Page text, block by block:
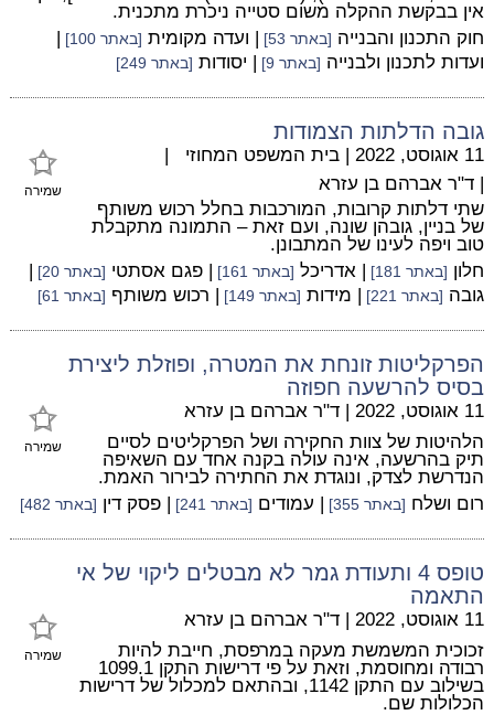
אין בבקשת ההקלה משום סטייה ניכרת מתכנית.
חוק התכנון והבנייה [באתר 53] | ועדה מקומית [באתר 100]
|
ועדות לתכנון ולבנייה [באתר 9] | יסודות [באתר 249]
גובה הדלתות הצמודות
שמירה
11 אוגוסט, 2022 | בית המשפט המחוזי |
| ד"ר אברהם בן עזרא
שתי דלתות קרובות, המורכבות בחלל רכוש משותף
של בניין, גובהן שונה, ועם זאת – התמונה מתקבלת
טוב ויפה לעינו של המתבונן.
חלון [באתר 181] | אדריכל [באתר 161] | פגם אסתטי [באתר 20]
|
גובה [באתר 221] | מידות [באתר 149] | רכוש משותף [באתר 61]
הפרקליטות זונחת את המטרה, ופוזלת ליצירת
בסיס להרשעה חפוזה
שמירה
11 אוגוסט, 2022 | ד"ר אברהם בן עזרא
הלהיטות של צוות החקירה ושל הפרקליטים לסיים
תיק בהרשעה, אינה עולה בקנה אחד עם השאיפה
הנדרשת לצדק, ונוגדת את החתירה לבירור האמת.
רום ושלח [באתר 355] | עמודים [באתר 241] | פסק דין [באתר 482]
טופס 4 ותעודת גמר לא מבטלים ליקוי של אי
התאמה
שמירה
11 אוגוסט, 2022 | ד"ר אברהם בן עזרא
זכוכית המשמשת מעקה במרפסת, חייבת להיות
רבודה ומחוסמת, וזאת על פי דרישות התקן 1099.1
בשילוב עם התקן 1142, ובהתאם למכלול של דרישות
הכלולות שם.